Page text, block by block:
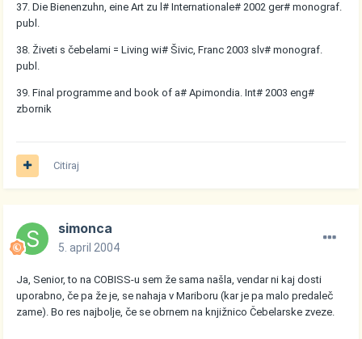
37. Die Bienenzuhn, eine Art zu l# Internationale# 2002 ger# monograf.
publ.
38. Živeti s čebelami = Living wi# Šivic, Franc 2003 slv# monograf.
publ.
39. Final programme and book of a# Apimondia. Int# 2003 eng#
zbornik
Citiraj
simonca
5. april 2004
Ja, Senior, to na COBISS-u sem že sama našla, vendar ni kaj dosti
uporabno, če pa že je, se nahaja v Mariboru (kar je pa malo predaleč
zame). Bo res najbolje, če se obrnem na knjižnico Čebelarske zveze.